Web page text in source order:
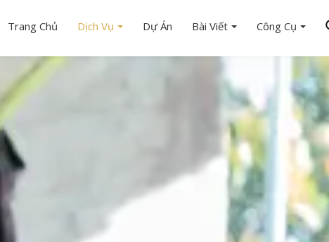
Trang Chủ Dịch Vụ Dự Án Bài Viết Công Cụ